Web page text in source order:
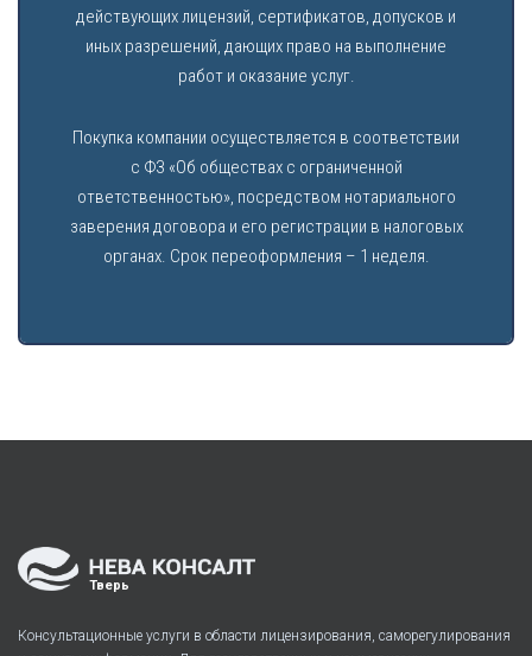
действующих лицензий, сертификатов, допусков и
иных разрешений, дающих право на выполнение
работ и оказание услуг.
Покупка компании осуществляется в соответствии
с ФЗ «Об обществах с ограниченной
ответственностью», посредством нотариального
заверения договора и его регистрации в налоговых
органах. Срок переоформления – 1 неделя.
Тверь
Консультационные услуги в области лицензирования, саморегулирования